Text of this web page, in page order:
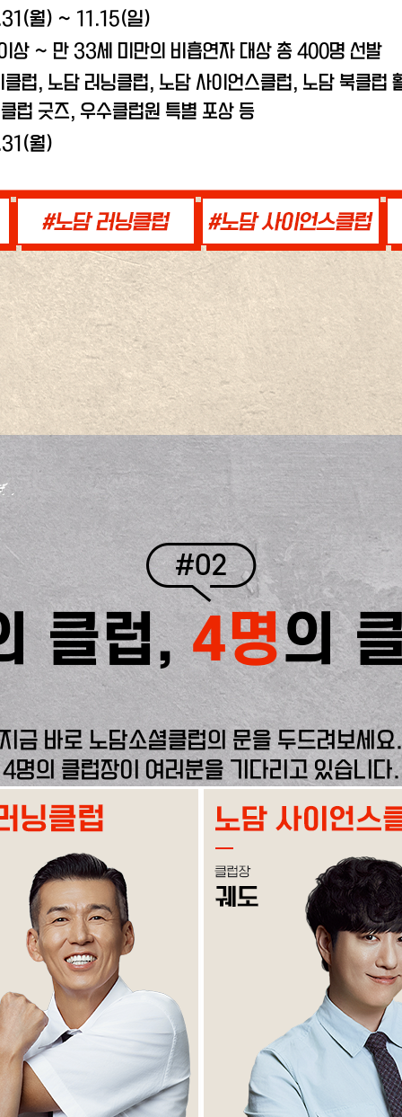
월) ~ 11.15(일)
상 ~ 만 33세 미만의 비흡연자 대상 총 400명 선발
클럽, 노담 러닝클럽, 노담 사이언스클럽, 노담 북클럽
럽 굿즈, 우수클럽원 특별 포상 등
월)
#02
클럽,4명의
지금 바로 노담소셜클럽의 문을 두드려보세요.
4명의 클럽장이 여러분을 기다리고 있습니다.